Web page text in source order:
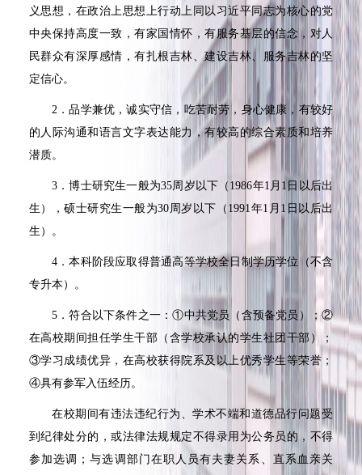
义思想，在政治上思想上行动上同以习近平同志为核心的党
中央保持高度一致，有家国情怀，有服务基层的信念，对人
民群众有深厚感情，有扎根吉林、建设吉林、服务吉林的坚
定信心。
2 ．品学兼优，诚实守信，吃苦耐劳，身心健康，有较好
的人际沟通和语言文字表达能力，有较高的综合素质和培养
潜质。
3 ．博士研究生一般为35周岁以下（ 1986年1 月 1 日以后出
生），硕士研究生一般为30周岁以下（ 1991年1 月 1 日以后出
生）。
4 ．本科阶段应取得普通高等学校全日制学历学位（不含
专升本）。
5 ．符合以下条件之一：①中共党员（含预备党员）；②
在高校期间担任学生干部（含学校承认的学生社团干部）；
③学习成绩优异，在高校获得院系及以上优秀学生等荣誉；
④具有参军入伍经历。
在校期间有违法违纪行为、学术不端和道德品行问题受
到纪律处分的，或法律法规规定不得录用为公务员的，不得
参加选调；与选调部门在职人员有夫妻关系、直系血亲关